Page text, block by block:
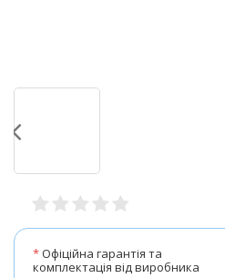
*Офіційна гарантія та
комплектація від виробника